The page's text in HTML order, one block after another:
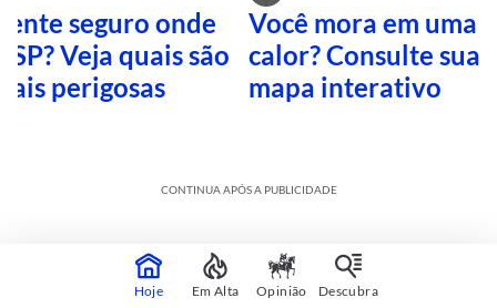
seguro onde
SP? Veja quais são
perigosas
Você mora em uma
calor? Consulte sua
mapa interativo
CONTINUA APÓS A PUBLICIDADE
Hoje Em Alta Opinião Descubra